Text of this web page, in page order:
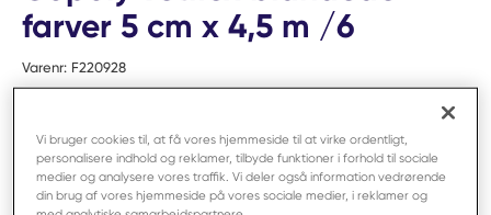
farver 5 cm x 4,5 m /6
Varenr: F220928
Vi bruger cookies til, at få vores hjemmeside til at virke ordentligt,
personalisere indhold og reklamer, tilbyde funktioner i forhold til sociale
medier og analysere vores traffik. Vi deler også information vedrørende
din brug af vores hjemmeside på vores sociale medier, i reklamer og